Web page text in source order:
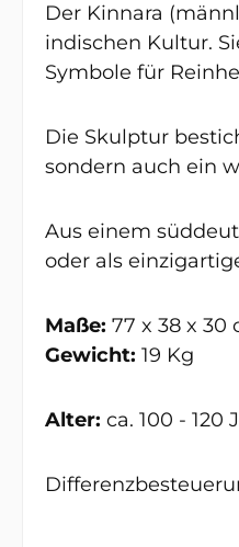
Der Kinnara
indischen Kultur.
Symbole für
Die Skulptur
sondern auch ein
Aus einem
oder als
Maße: 77 x 38 x 30
Gewicht: 19 Kg
Alter: ca. 100 - 120